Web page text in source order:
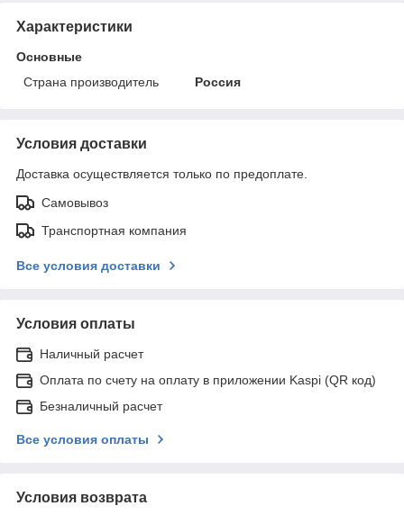
Характеристики
Основные
Страна производитель
Россия
Условия доставки
Доставка осуществляется только по предоплате.
Самовывоз
Транспортная компания
Все условия доставки
Условия оплаты
Наличный расчет
Оплата по счету на оплату в приложении Kaspi (QR код)
Безналичный расчет
Все условия оплаты
Условия возврата